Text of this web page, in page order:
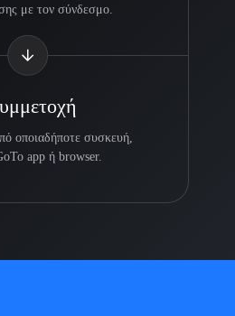
με τον σύνδεσμο.
οποιαδήποτε συσκευή,
app ή browser.